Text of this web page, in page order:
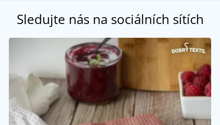
Sledujte nás na sociálních sítích